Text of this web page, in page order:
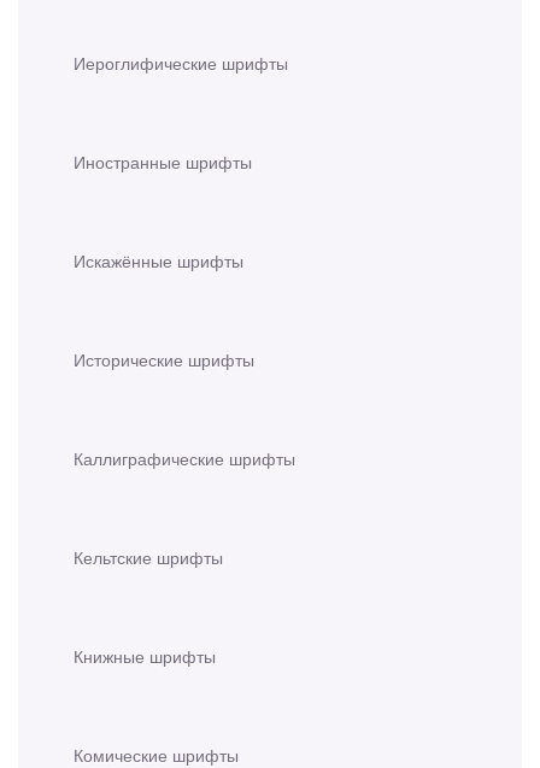
Иероглифические шрифты
Иностранные шрифты
Искажённые шрифты
Исторические шрифты
Каллиграфические шрифты
Кельтские шрифты
Книжные шрифты
Комические шрифты